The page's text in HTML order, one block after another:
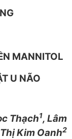
MANNITOL
U NÃO
Thạch1, Lâm
Kim Oanh2